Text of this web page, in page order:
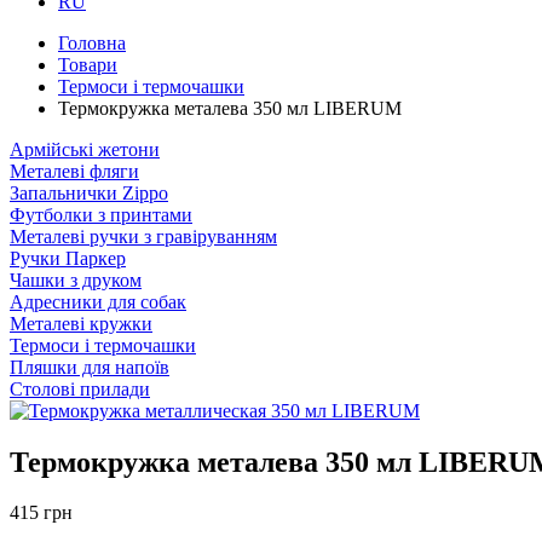
Головна
Товари
Термоси і термочашки
Термокружка металева 350 мл LIBERUM
Армійські жетони
Металеві фляги
Запальнички Zippo
Футболки з принтами
Металеві ручки з гравіруванням
Ручки Паркер
Чашки з друком
Адресники для собак
Металеві кружки
Термоси і термочашки
Пляшки для напоїв
Столові прилади
Термокружка металева 350 мл
415 грн